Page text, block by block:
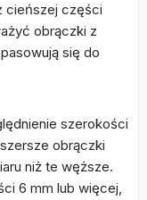
cieńszej części
obrączki z
się do
szerokości
obrączki
niż te węższe.
6 mm lub więcej,